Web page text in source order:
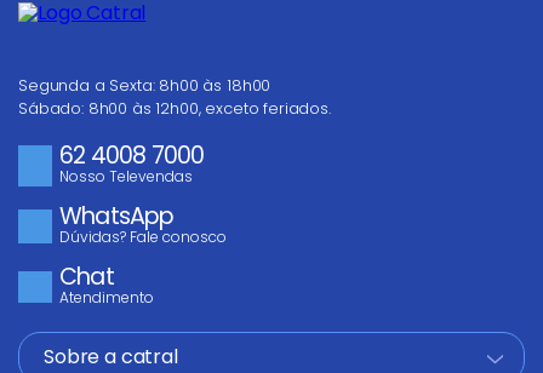
ENVIAR AVALIAÇÃO
Segunda a Sexta: 8h00 às 18h00
Sábado: 8h00 às 12h00, exceto feriados.
62 4008 7000
Nosso Televendas
WhatsApp
Dúvidas? Fale conosco
Chat
Atendimento
Sobre a catral
+